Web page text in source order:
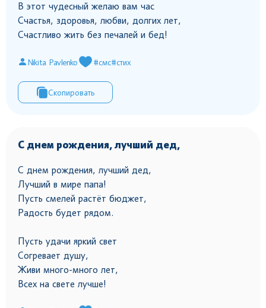
В этот чудесный желаю вам час
Счастья, здоровья, любви, долгих лет,
Счастливо жить без печалей и бед!
Nikita Pavlenko #смс#стих
Скопировать
С днем рождения, лучший дед,
С днем рождения, лучший дед,
Лучший в мире папа!
Пусть смелей растёт бюджет,
Радость будет рядом.
Пусть удачи яркий свет
Согревает душу,
Живи много-много лет,
Всех на свете лучше!